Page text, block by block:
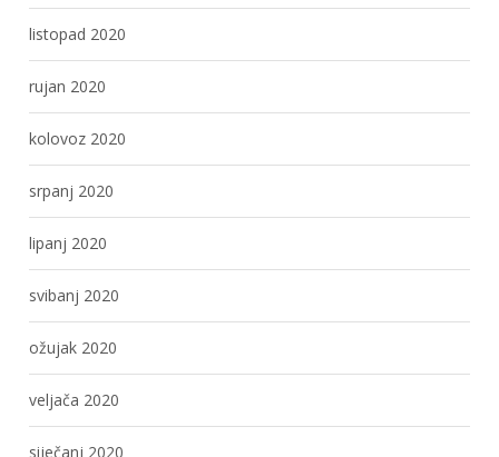
listopad 2020
rujan 2020
kolovoz 2020
srpanj 2020
lipanj 2020
svibanj 2020
ožujak 2020
veljača 2020
siječanj 2020